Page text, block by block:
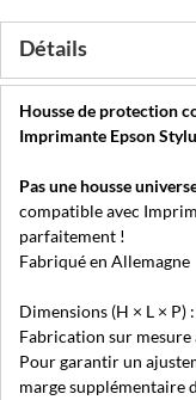
Détails
Housse de protection
Imprimante Epson
Pas une housse
compatible avec
parfaitement !
Fabriqué en Allemagne
Dimensions (H × L × P)
Fabrication sur
Pour garantir un
marge supplémentaire